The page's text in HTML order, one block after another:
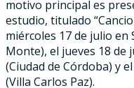
motivo principal es
estudio, titulado
miércoles 17 de julio en
Monte), el jueves 18 de
(Ciudad de Córdoba) y
(Villa Carlos Paz).